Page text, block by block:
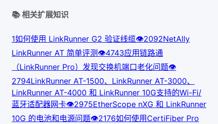
📚 相关扩展知识
1如何使用 LinkRunner G2 验证线缆👁2092NetAlly
LinkRunner AT 简单评测 👁4743应用链路通
（LinkRunner Pro）发现交换机端口老化问题👁
2794LinkRunner AT-1500、LinkRunner AT-3000、
LinkRunner AT-4000 和 LinkRunner 10G支持的Wi-Fi/
蓝牙适配器网卡👁2975EtherScope nXG 和 LinkRunner
10G 的电池和电源问题👁2176如何使用CertiFiber Pro